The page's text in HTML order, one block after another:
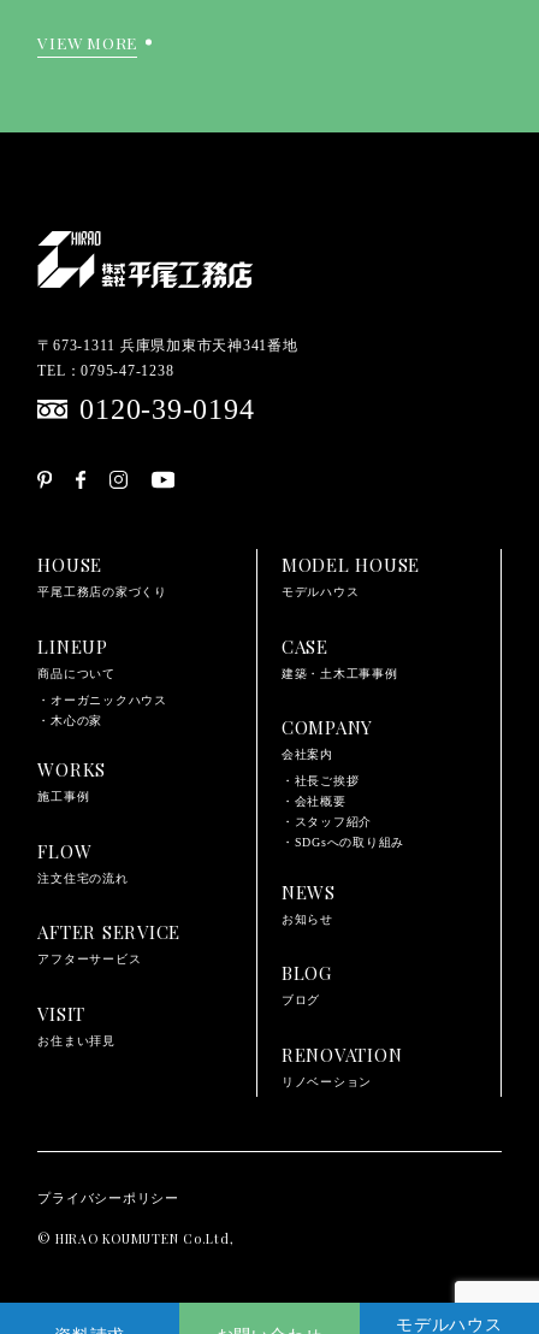
VIEW MORE
〒673-1311 兵庫県加東市天神341番地
TEL：0795-47-1238
0120-39-0194
HOUSE
平尾工務店の家づくり
LINEUP
商品について
・オーガニックハウス
・木心の家
WORKS
施工事例
FLOW
注文住宅の流れ
AFTER SERVICE
アフターサービス
VISIT
お住まい拝見
MODEL HOUSE
モデルハウス
CASE
建築・土木工事事例
COMPANY
会社案内
・社長ご挨拶
・会社概要
・スタッフ紹介
・SDGsへの取り組み
NEWS
お知らせ
BLOG
ブログ
RENOVATION
リノベーション
プライバシーポリシー
© HIRAO KOUMUTEN Co.Ltd,
モデルハウス